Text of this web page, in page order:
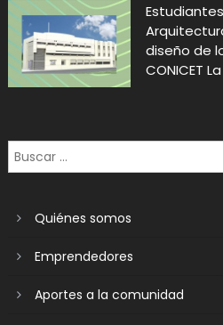
diseño de
CONICET
Quiénes somos
Emprendedores
Aportes a la comunidad